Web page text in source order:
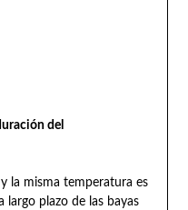
del
la misma temperatura es
largo plazo de las bayas